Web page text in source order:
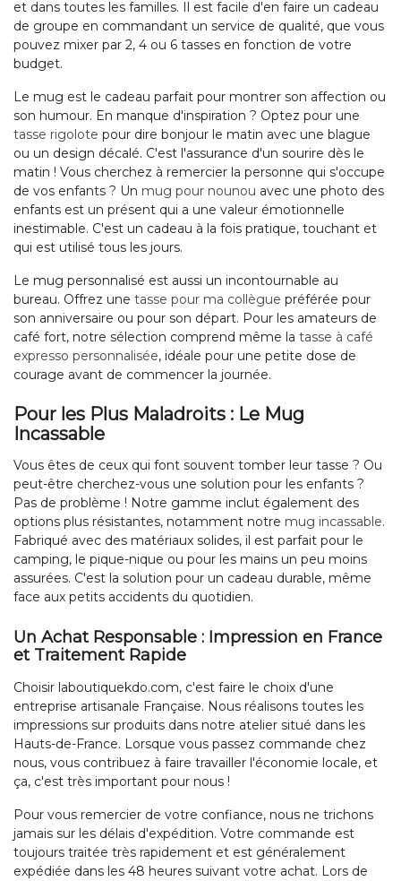
et dans toutes les familles. Il est facile d'en faire un cadeau
de groupe en commandant un service de qualité, que vous
pouvez mixer par 2, 4 ou 6 tasses en fonction de votre
budget.
Le mug est le cadeau parfait pour montrer son affection ou
son humour. En manque d'inspiration ? Optez pour une
tasse rigolote pour dire bonjour le matin avec une blague
ou un design décalé. C'est l'assurance d'un sourire dès le
matin ! Vous cherchez à remercier la personne qui s'occupe
de vos enfants ? Un mug pour nounou avec une photo des
enfants est un présent qui a une valeur émotionnelle
inestimable. C'est un cadeau à la fois pratique, touchant et
qui est utilisé tous les jours.
Le mug personnalisé est aussi un incontournable au
bureau. Offrez une tasse pour ma collègue préférée pour
son anniversaire ou pour son départ. Pour les amateurs de
café fort, notre sélection comprend même la tasse à café
expresso personnalisée, idéale pour une petite dose de
courage avant de commencer la journée.
Pour les Plus Maladroits : Le Mug
Incassable
Vous êtes de ceux qui font souvent tomber leur tasse ? Ou
peut-être cherchez-vous une solution pour les enfants ?
Pas de problème ! Notre gamme inclut également des
options plus résistantes, notamment notre mug incassable.
Fabriqué avec des matériaux solides, il est parfait pour le
camping, le pique-nique ou pour les mains un peu moins
assurées. C'est la solution pour un cadeau durable, même
face aux petits accidents du quotidien.
Un Achat Responsable : Impression en France
et Traitement Rapide
Choisir laboutiquekdo.com, c'est faire le choix d'une
entreprise artisanale Française. Nous réalisons toutes les
impressions sur produits dans notre atelier situé dans les
Hauts-de-France. Lorsque vous passez commande chez
nous, vous contribuez à faire travailler l'économie locale, et
ça, c'est très important pour nous !
Pour vous remercier de votre confiance, nous ne trichons
jamais sur les délais d'expédition. Votre commande est
toujours traitée très rapidement et est généralement
expédiée dans les 48 heures suivant votre achat. Lors de